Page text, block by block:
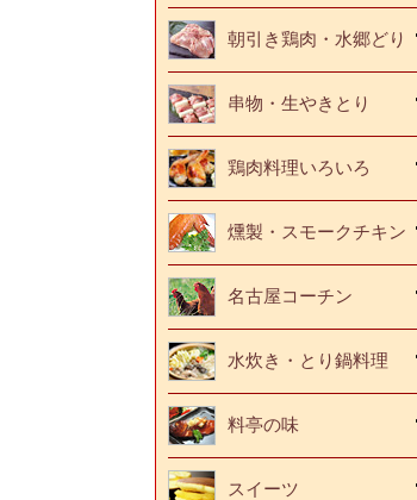
朝引き鶏肉・水郷どり
串物・生やきとり
鶏肉料理いろいろ
燻製・スモークチキン
名古屋コーチン
水炊き・とり鍋料理
料亭の味
スイーツ